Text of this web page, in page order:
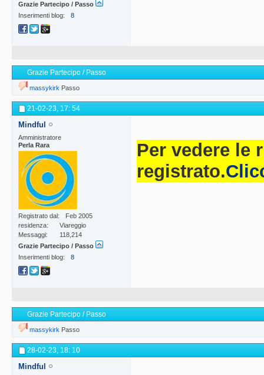
Grazie Partecipo / Passo
Inserimenti blog
8
Grazie Partecipo / Passo
massykirk Passo
21-02-23, 17: 54
Mindful
Amministratore
Perla Rara
Registrato dal
Feb 2005
residenza
Viareggio
Messaggi
118,214
Grazie Partecipo / Passo
Inserimenti blog
8
Per vedere le
registrato.
Grazie Partecipo / Passo
massykirk Passo
28-02-23, 18: 10
Mindful